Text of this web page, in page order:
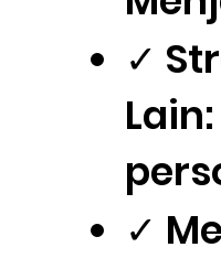
✓
✓